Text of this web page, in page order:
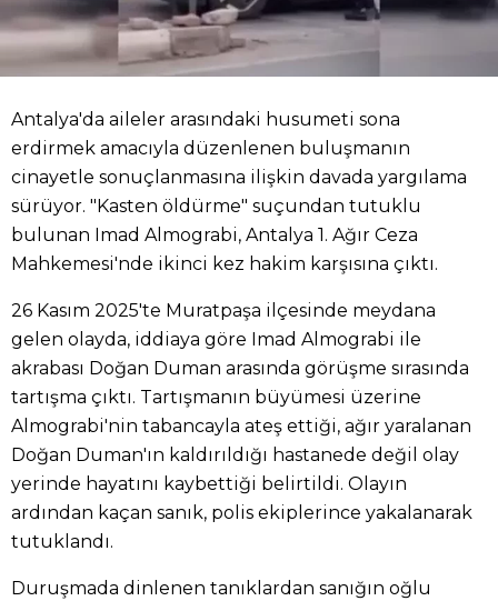
Antalya'da aileler arasındaki husumeti sona
erdirmek amacıyla düzenlenen buluşmanın
cinayetle sonuçlanmasına ilişkin davada yargılama
sürüyor. "Kasten öldürme" suçundan tutuklu
bulunan Imad Almograbi, Antalya 1. Ağır Ceza
Mahkemesi'nde ikinci kez hakim karşısına çıktı.
26 Kasım 2025'te Muratpaşa ilçesinde meydana
gelen olayda, iddiaya göre Imad Almograbi ile
akrabası Doğan Duman arasında görüşme sırasında
tartışma çıktı. Tartışmanın büyümesi üzerine
Almograbi'nin tabancayla ateş ettiği, ağır yaralanan
Doğan Duman'ın kaldırıldığı hastanede değil olay
yerinde hayatını kaybettiği belirtildi. Olayın
ardından kaçan sanık, polis ekiplerince yakalanarak
tutuklandı.
Duruşmada dinlenen tanıklardan sanığın oğlu